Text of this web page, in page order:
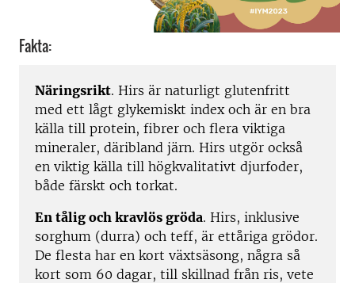
Fakta:
Näringsrikt. Hirs är naturligt glutenfritt
med ett lågt glykemiskt index och är en bra
källa till protein, fibrer och flera viktiga
mineraler, däribland järn. Hirs utgör också
en viktig källa till högkvalitativt djurfoder,
både färskt och torkat.
En tålig och kravlös gröda. Hirs, inklusive
sorghum (durra) och teff, är ettåriga grödor.
De flesta har en kort växtsäsong, några så
kort som 60 dagar, till skillnad från ris, vete